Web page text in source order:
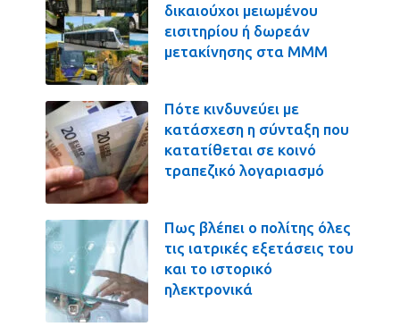
δικαιούχοι μειωμένου
εισιτηρίου ή δωρεάν
μετακίνησης στα ΜΜΜ
Πότε κινδυνεύει με
κατάσχεση η σύνταξη που
κατατίθεται σε κοινό
τραπεζικό λογαριασμό
Πως βλέπει ο πολίτης όλες
τις ιατρικές εξετάσεις του
και το ιστορικό
ηλεκτρονικά